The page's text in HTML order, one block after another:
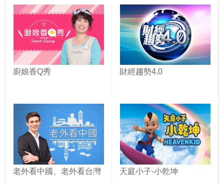
廚娘香Q秀 財經趨勢4.0
老外看中國、老外看台灣 天庭小子-小乾坤